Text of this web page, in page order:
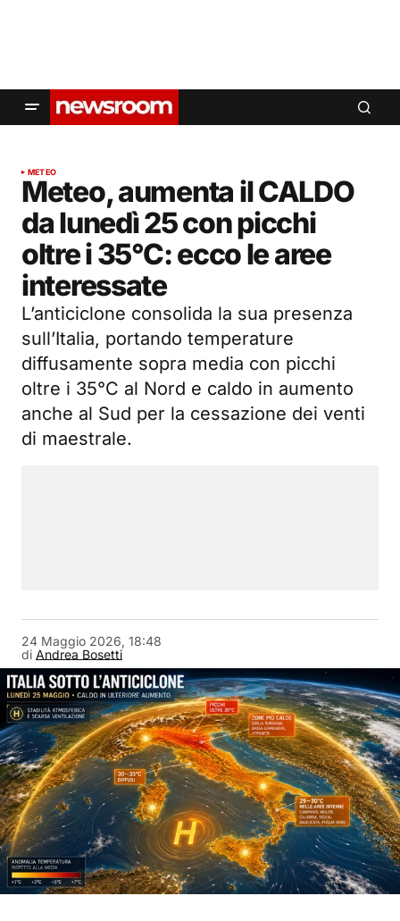
METEO
Meteo, aumenta il CALDO
da lunedì 25 con picchi
oltre i 35°C: ecco le aree
interessate
L’anticiclone consolida la sua presenza
sull’Italia, portando temperature
diffusamente sopra media con picchi
oltre i 35°C al Nord e caldo in aumento
anche al Sud per la cessazione dei venti
di maestrale.
di Andrea Bosetti
24 Maggio 2026, 18:48